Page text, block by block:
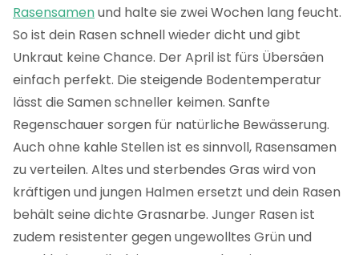
Rasensamenund halte sie zwei Wochen lang feucht.
So ist dein Rasen schnell wieder dicht und gibt
Unkraut keine Chance. Der April ist fürs Übersäen
einfach perfekt. Die steigende Bodentemperatur
lässt die Samen schneller keimen. Sanfte
Regenschauer sorgen für natürliche Bewässerung.
Auch ohne kahle Stellen ist es sinnvoll, Rasensamen
zu verteilen. Altes und sterbendes Gras wird von
kräftigen und jungen Halmen ersetzt und dein Rasen
behält seine dichte Grasnarbe. Junger Rasen ist
zudem resistenter gegen ungewolltes Grün und